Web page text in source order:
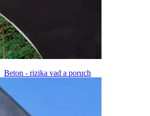
Beton - rizika vad a poruch
PDF, 36.3 KB